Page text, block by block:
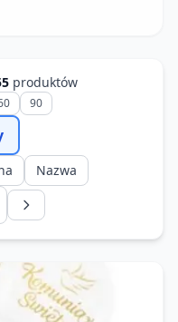
produktów
90
Nazwa